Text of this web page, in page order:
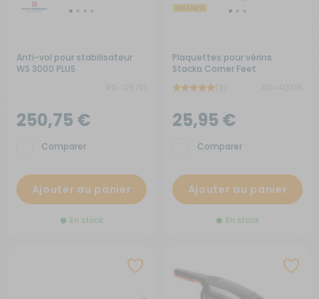
Anti-vol pour stabilisateur
WS 3000 PLUS
250,75 €
Comparer
Ajouter au panier
En stock
Plaquettes pour vérins
Stacka Corner Feet
25,95 €
Comparer
Ajouter au panier
En stock